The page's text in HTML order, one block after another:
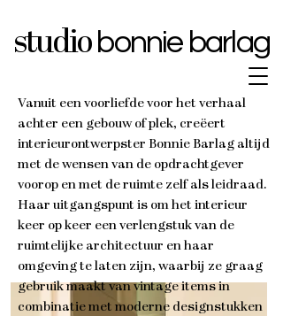
studiobonnie barlag
Vanuit een voorliefde voor het verhaal
achter een gebouw of plek, creëert
interieurontwerpster Bonnie Barlag altijd
met de wensen van de opdrachtgever
voorop en met de ruimte zelf als leidraad.
Haar uitgangspunt is om het interieur
keer op keer een verlengstuk van de
ruimtelijke architectuur en haar
omgeving te laten zijn, waarbij ze graag
gebruik maakt van vintage items in
combinatie met moderne designstukken